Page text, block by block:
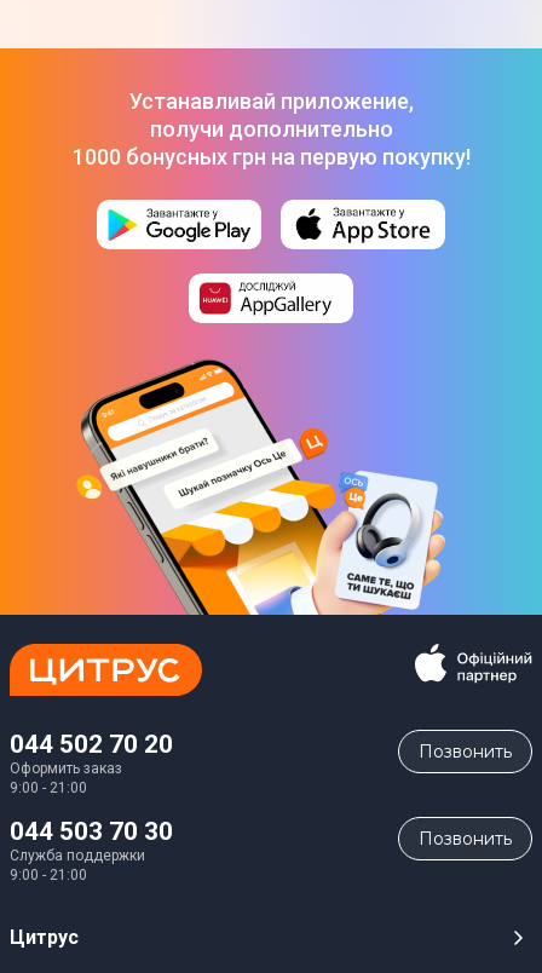
Устанавливай приложение,
получи дополнительно
1000 бонусных грн на первую покупку!
044 502 70 20
Оформить заказ
9:00 - 21:00
Позвонить
044 503 70 30
Служба поддержки
9:00 - 21:00
Позвонить
Цитрус